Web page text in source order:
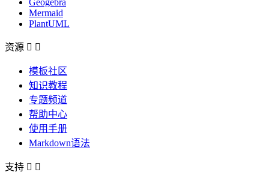
Mermaid
PlantUML
资源  
模板社区
知识教程
专题频道
帮助中心
使用手册
Markdown语法
支持  